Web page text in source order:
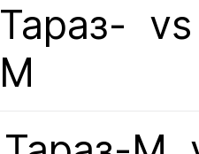
Тараз-
М
vs